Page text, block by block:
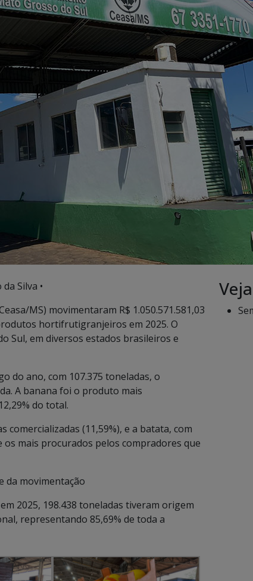
Silva •
MS) movimentaram R$ 1.050.571.581,03
hortifrutigranjeiros em 2025. O
Sul, em diversos estados brasileiros e
do ano, com 107.375 toneladas, o
A banana foi o produto mais
do total.
comercializadas (11,59%), e a batata, com
mais procurados pelos compradores que
da movimentação
2025, 198.438 toneladas tiveram origem
representando 85,69% de toda a